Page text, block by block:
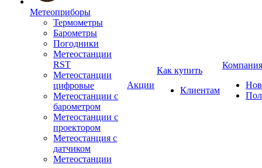
Метеоприборы
Термометры
Барометры
Погодники
Метеостанции
RST
Метеостанции
цифровые
Метеостанции с
барометром
Метеостанции с
проектором
Метеостанция с
датчиком
Метеостанции
Акции
Как купить
Клиентам
Компания